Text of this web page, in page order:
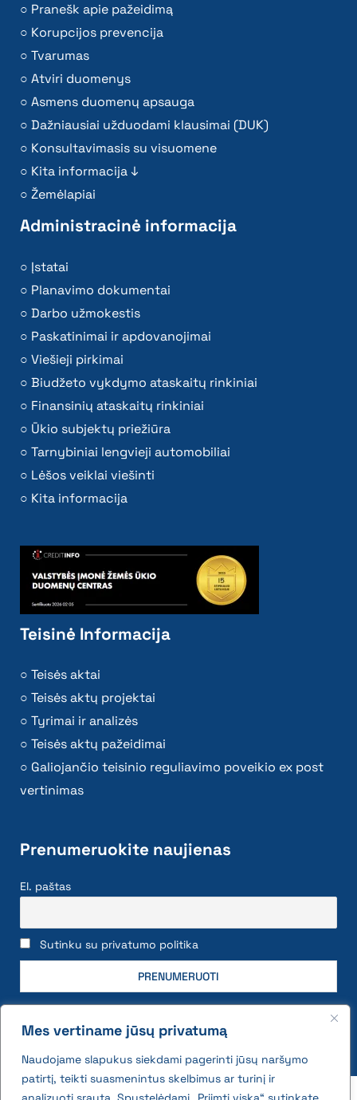
Mes vertiname jūsų privatumą
Naudojame slapukus siekdami pagerinti jūsų naršymo
patirtį, teikti suasmenintus skelbimus ar turinį ir
Pranešk apie pažeidimą
Korupcijos prevencija
Tvarumas
Atviri duomenys
Asmens duomenų apsauga
Dažniausiai užduodami klausimai (DUK)
Konsultavimasis su visuomene
Kita informacija ↓
Žemėlapiai
Administracinė informacija
Įstatai
Planavimo dokumentai
Darbo užmokestis
Paskatinimai ir apdovanojimai
Viešieji pirkimai
Biudžeto vykdymo ataskaitų rinkiniai
Finansinių ataskaitų rinkiniai
Ūkio subjektų priežiūra
Tarnybiniai lengvieji automobiliai
Lėšos veiklai viešinti
Kita informacija
Teisinė Informacija
Teisės aktai
Teisės aktų projektai
Tyrimai ir analizės
Teisės aktų pažeidimai
Galiojančio teisinio reguliavimo poveikio ex post
vertinimas
Prenumeruokite naujienas
El. paštas
Sutinku su privatumo politika
2026 © All rights reserved | VĮ Žemės ūkio duomenų